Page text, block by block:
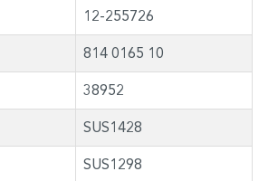
12-255726
814 0165 10
38952
SUS1428
SUS1298